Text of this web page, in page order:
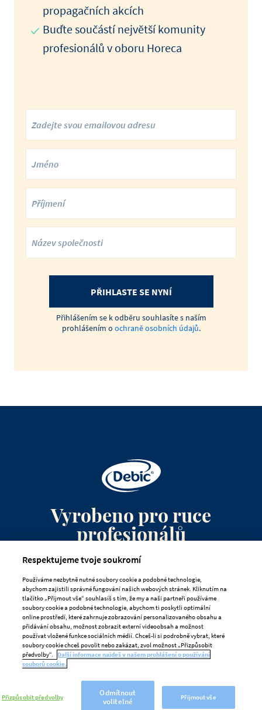
propagačních akcích
Buďte součástí největší komunity
profesionálů v oboru Horeca
PŘIHLASTE SE NYNÍ
Přihlášením se k odběru souhlasíte s naším
prohlášením o ochraně osobních údajů.
Vyrobeno pro ruce
profesionálů
Kontaktujte nás
Často kladené otázky
SOUKROMÍ
VZDÁNÍ SE ODPOVĚDNOSTI
ZÁSADY POUŽÍVÁNÍ SOUBORŮ COOKIE
Předvolby Souborů Cookie
Respektujeme tvoje soukromí
Používáme nezbytně nutné soubory cookie a podobné technologie,
abychom zajistili správné fungování našich webových stránek. Kliknutím na
tlačítko „Přijmout vše“ souhlasíš s tím, že my a naši partneři používáme
soubory cookie a podobné technologie, abychom ti poskytli optimální
online prostředí, které zahrnuje zobrazování personalizovaného obsahu a
přidávání obsahu, možnost zobrazit externí videoobsah a možnost
používat vložené funkce sociálních médií. Chceš-li si podrobně vybrat, které
soubory cookie chceš povolit nebo zakázat, zvol možnost „Přizpůsobit
předvolby“.
Další informace najdeš v našem prohlášení o používání
souborů cookie.
Přizpůsobit předvolby
Odmítnout
volitelné
Přijmout vše